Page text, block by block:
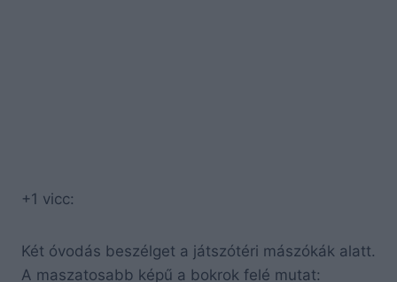
+1 vicc:
Két óvodás beszélget a játszótéri mászókák alatt.
A maszatosabb képű a bokrok felé mutat: